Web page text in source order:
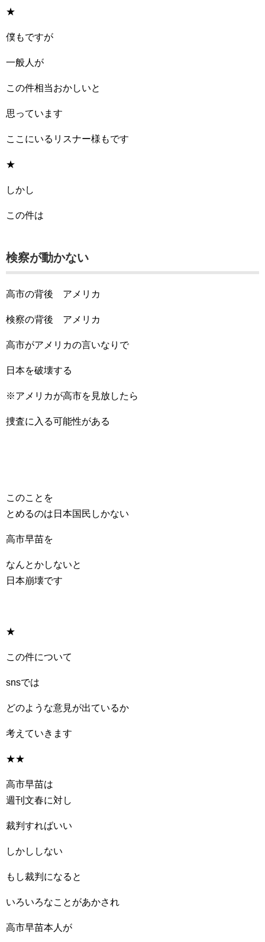
★
僕もですが
一般人が
この件相当おかしいと
思っています
ここにいるリスナー様もです
★
しかし
この件は
検察が動かない
高市の背後 アメリカ
検察の背後 アメリカ
高市がアメリカの言いなりで
日本を破壊する
※アメリカが高市を見放したら
捜査に入る可能性がある
このことを
とめるのは日本国民しかない
高市早苗を
なんとかしないと
日本崩壊です
★
この件について
snsでは
どのような意見が出ているか
考えていきます
★★
高市早苗は
週刊文春に対し
裁判すればいい
しかししない
もし裁判になると
いろいろなことがあかされ
高市早苗本人が